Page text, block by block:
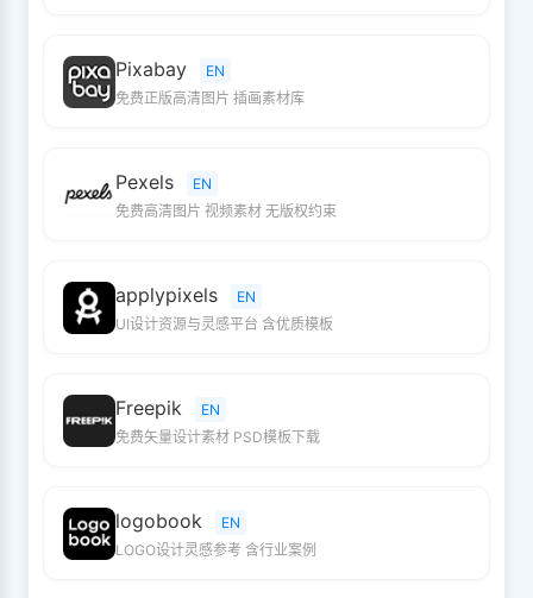
Pixabay
EN
免费正版高清图片 插画素材库
Pexels
EN
免费高清图片 视频素材 无版权约束
applypixels
EN
UI设计资源与灵感平台 含优质模板
Freepik
EN
免费矢量设计素材 PSD模板下载
logobook
EN
LOGO设计灵感参考 含行业案例